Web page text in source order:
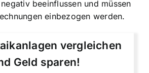
beeinflussen und müssen
einbezogen werden.
vergleichen
Geld sparen!